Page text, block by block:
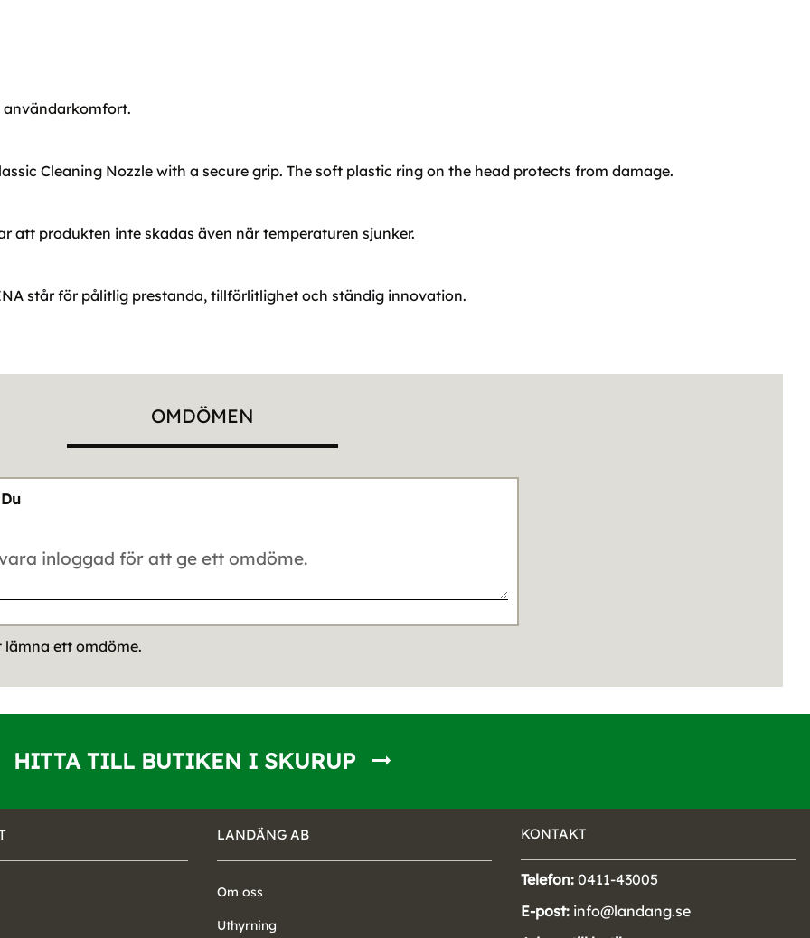
användarkomfort.
Cleaning Nozzle with a secure grip. The soft plastic ring on the head protects from damage.
att produkten inte skadas även när temperaturen sjunker.
står för pålitlig prestanda, tillförlitlighet och ständig innovation.
OMDÖMEN
Du
ett omdöme.
HITTA TILL BUTIKEN I SKURUP
LANDÄNG AB
Om oss
Uthyrning
KONTAKT
Telefon: 0411-43005
E-post: info@landang.se